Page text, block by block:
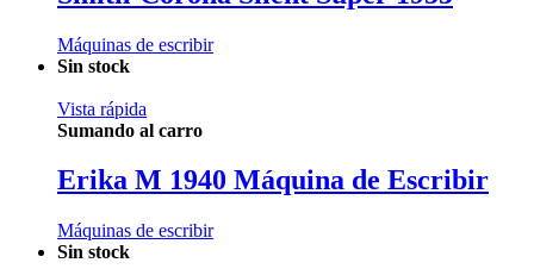
Máquinas de escribir
Sin stock
Vista rápida
Sumando al carro
Erika M 1940 Máquina de Escribir
Máquinas de escribir
Sin stock